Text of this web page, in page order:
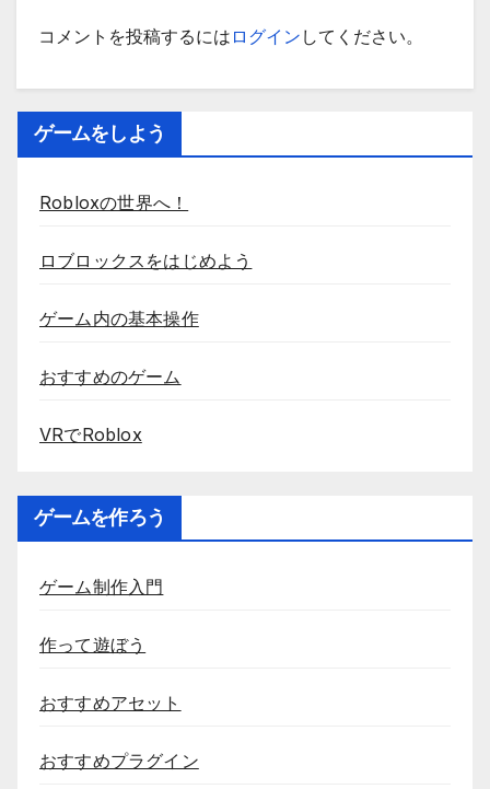
コメントを投稿するには ログイン してください。
ゲームをしよう
Robloxの世界へ！
ロブロックスをはじめよう
ゲーム内の基本操作
おすすめのゲーム
VRでRoblox
ゲームを作ろう
ゲーム制作入門
作って遊ぼう
おすすめアセット
おすすめプラグイン